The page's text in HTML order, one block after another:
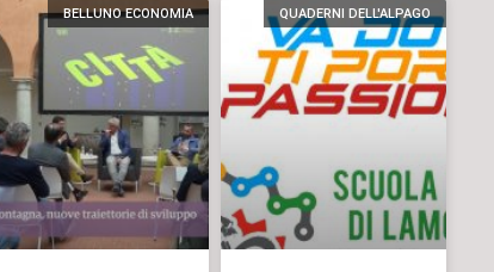
BELLUNO ECONOMIA QUADERNI DELL'ALPAGO